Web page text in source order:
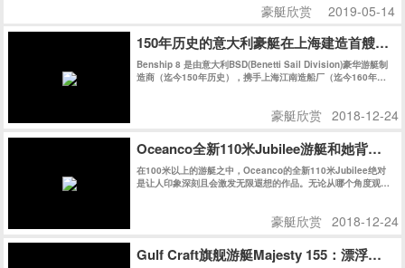
豪艇欣赏 2019-05-14
150年历史的意大利豪艇在上海建造首艘游
Benship 8 是由意大利BSD(Benetti Sail Division)豪华游艇制
造商（迄今150年历史），携手上海江南造船厂（迄今160年历
豪艇欣赏 2018-12-24
Oceanco全新110米Jubilee游艇和她背后的
在100米以上的游艇之中，Oceanco的全新110米Jubilee绝对
是让人印象深刻且会激发无限遐想的作品。无论从哪个角度观
豪艇欣赏 2018-12-24
Gulf Craft旗舰游艇Majesty 155：漂浮在海